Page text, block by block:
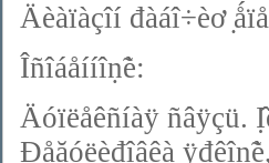
Äèàïàçîí đàáî÷èơ
Îñîáåííîṇ̃è:
Äóïëåêñíàÿ ñâÿçü.
Đåăóëèđîâêà